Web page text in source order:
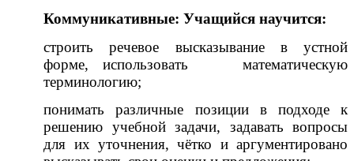
Коммуникативные: Учащийся научится:
строить речевое высказывание в устной
форме, использовать математическую
терминологию;
понимать различные позиции в подходе к
решению учебной задачи, задавать вопросы
для их уточнения, чётко и аргументировано